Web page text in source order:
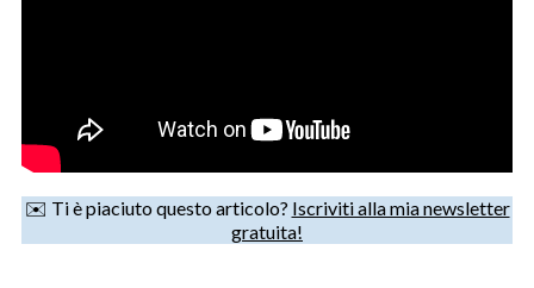
✉️ Ti è piaciuto questo articolo? Iscriviti alla mia newsletter
gratuita!